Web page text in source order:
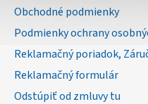
Obchodné podmienky
Podmienky ochrany
Reklamačný poriadok,
Reklamačný formulár
Odstúpiť od zmluvy tu